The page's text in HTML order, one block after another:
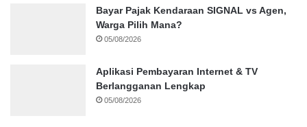
Bayar Pajak Kendaraan SIGNAL vs Agen,
Warga Pilih Mana?
05/08/2026
Aplikasi Pembayaran Internet & TV
Berlangganan Lengkap
05/08/2026